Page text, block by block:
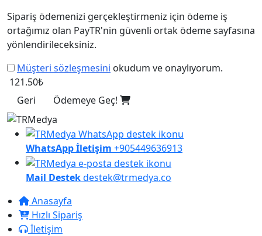
Sipariş ödemenizi gerçekleştirmeniz için ödeme iş
ortağımız olan PayTR'nin güvenli ortak ödeme sayfasına
yönlendirileceksiniz.
Müşteri sözleşmesini okudum ve onaylıyorum.
121.50₺
Geri
Ödemeye Geç!
WhatsApp İletişim +905449636913
Mail Destekdestek@trmedya.co
Anasayfa
Hızlı Sipariş
İletişim